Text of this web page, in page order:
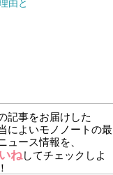
由と
記事をお届けした
によいモノノートの最
ュース情報を、
ねしてチェックしよ